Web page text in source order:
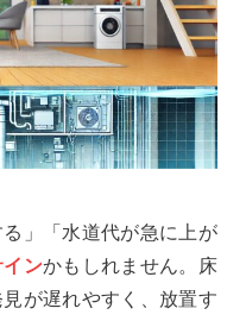
る」「水道代が急に上が
インかもしれません。床
が遅れやすく、放置す